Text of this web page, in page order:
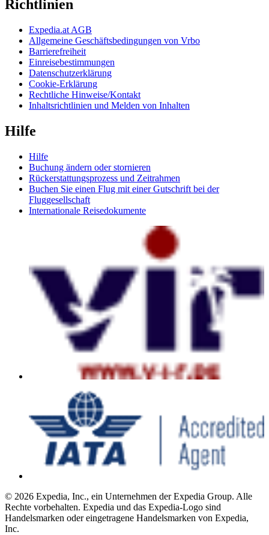
Richtlinien
Expedia.at AGB
Allgemeine Geschäftsbedingungen von Vrbo
Barrierefreiheit
Einreisebestimmungen
Datenschutzerklärung
Cookie-Erklärung
Rechtliche Hinweise/Kontakt
Inhaltsrichtlinien und Melden von Inhalten
Hilfe
Hilfe
Buchung ändern oder stornieren
Rückerstattungsprozess und Zeitrahmen
Buchen Sie einen Flug mit einer Gutschrift bei der
Fluggesellschaft
Internationale Reisedokumente
© 2026 Expedia, Inc., ein Unternehmen der Expedia Group. Alle
Rechte vorbehalten. Expedia und das Expedia-Logo sind
Handelsmarken oder eingetragene Handelsmarken von Expedia,
Inc.